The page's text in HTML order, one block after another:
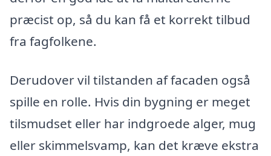
præcist op, så du kan få et korrekt tilbud
fra fagfolkene.
Derudover vil tilstanden af facaden også
spille en rolle. Hvis din bygning er meget
tilsmudset eller har indgroede alger, mug
eller skimmelsvamp, kan det kræve ekstra